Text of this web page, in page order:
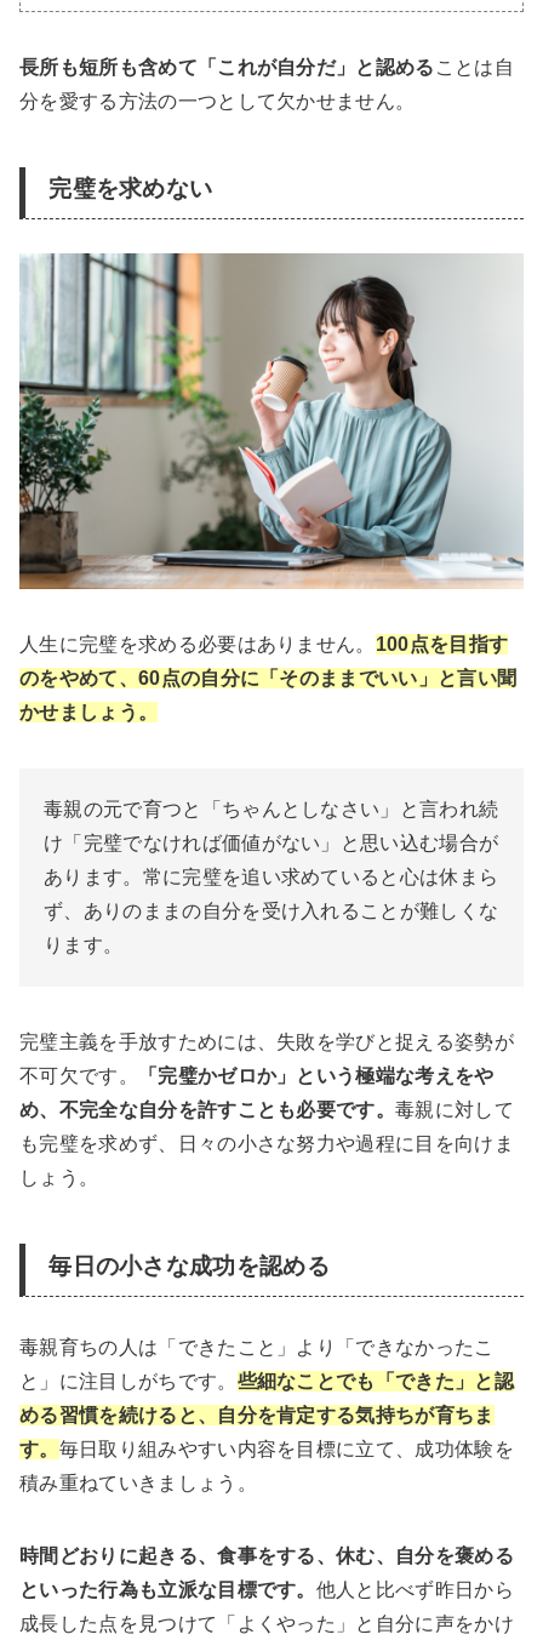
長所も短所も含めて「これが自分だ」と認める ことは自
分を愛する方法の一つとして欠かせません。
完璧を求めない
人生に完璧を求める必要はありません。 100点を目指す
のをやめて、60点の自分に「そのままでいい」と言い聞
かせましょう。
毒親の元で育つと「ちゃんとしなさい」と言われ続
け「完璧でなければ価値がない」と思い込む場合が
あります。常に完璧を追い求めていると心は休まら
ず、ありのままの自分を受け入れることが難しくな
ります。
完璧主義を手放すためには、失敗を学びと捉える姿勢が
不可欠です。
「完璧かゼロか」という極端な考えをや
め、不完全な自分を許すことも必要です。毒親に対して
も完璧を求めず、日々の小さな努力や過程に目を向けま
しょう。
毎日の小さな成功を認める
毒親育ちの人は「できたこと」より「できなかったこ
と」に注目しがちです。 些細なことでも「できた」と認
める習慣を続けると、自分を肯定する気持ちが育ちま
す。 毎日取り組みやすい内容を目標に立て、成功体験を
積み重ねていきましょう。
時間どおりに起きる、食事をする、休む、自分を褒める
といった行為も立派な目標です。 他人と比べず昨日から
成長した点を見つけて「よくやった」と自分に声をかけ